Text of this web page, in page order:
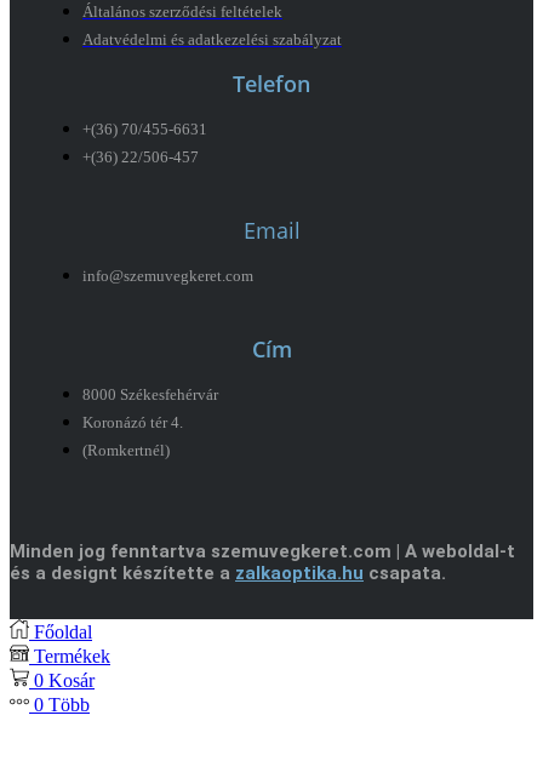
Általános szerződési feltételek
Adatvédelmi és adatkezelési szabályzat
Telefon
+(36) 70/455-6631
+(36) 22/506-457
Email
info@szemuvegkeret.com
Cím
8000 Székesfehérvár
Koronázó tér 4.
(Romkertnél)
Minden jog fenntartva szemuvegkeret.com | A weboldal-t
és a designt készítette a zalkaoptika.hu csapata.
Főoldal
Termékek
0 Kosár
0 Több